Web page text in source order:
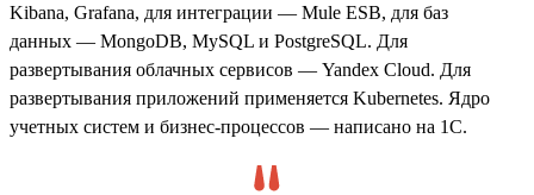
Kibana, Grafana, для интеграции — Mule ESB, для баз
данных — MongoDB, MySQL и PostgreSQL. Для
развертывания облачных сервисов — Yandex Cloud. Для
развертывания приложений применяется Kubernetes. Ядро
учетных систем и бизнес-процессов — написано на 1С.